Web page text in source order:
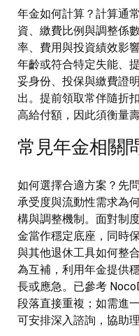
年金如何計算？計算通
資、繳費比例與調整係
率、費用與投資績效影
年齡或符合特定失能、
妥身份、投保與繳費證
出。提前領取常伴隨折
高給付額，因此須衡量
常見年金相關
如何選擇合適方案？先
承受度與流動性需求為
構與調整機制。面對制
金當作穩定底座，同時
與其他退休工具如何整
為互補，利用年金提供
長或應急。已參考
段落直接重複；如需進
可安排深入諮詢，協助